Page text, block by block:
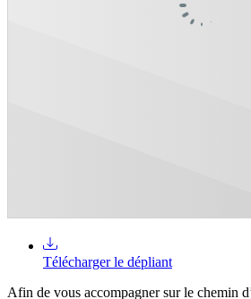
Télécharger le dépliant
Afin de vous accompagner sur le chemin